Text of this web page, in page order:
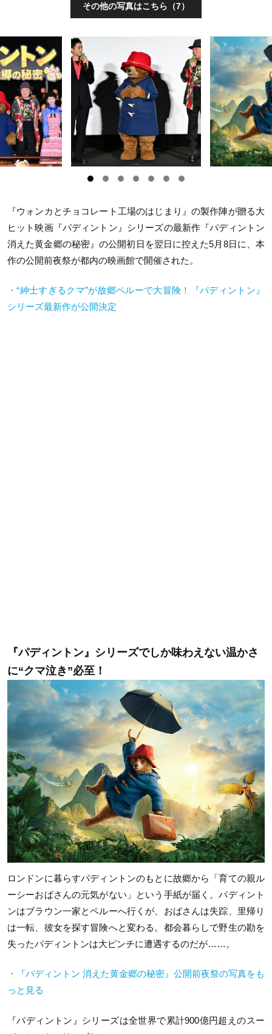
その他の写真はこちら（7）
『ウォンカとチョコレート工場のはじまり』の製作陣が贈る大
ヒット映画『パディントン』シリーズの最新作『パディントン
消えた黄金郷の秘密』の公開初日を翌日に控えた5月8日に、本
作の公開前夜祭が都内の映画館で開催された。
・“紳士すぎるクマ”が故郷ペルーで大冒険！『パディントン』
シリーズ最新作が公開決定
『パディントン』シリーズでしか味わえない温かさ
に“クマ泣き”必至！
ロンドンに暮らすパディントンのもとに故郷から「育ての親ル
ーシーおばさんの元気がない」という手紙が届く。パディント
ンはブラウン一家とペルーへ行くが、おばさんは失踪、里帰り
は一転、彼女を探す冒険へと変わる。都会暮らしで野生の勘を
失ったパディントンは大ピンチに遭遇するのだが……。
・『パディントン 消えた黄金郷の秘密』公開前夜祭の写真をも
っと見る
『パディントン』シリーズは全世界で累計900億円超えのスー